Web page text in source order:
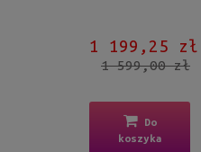
1 199,25 zł
1 599,00 zł
Do
koszyka